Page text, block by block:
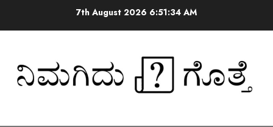
7th August 2026 6:51:34 AM